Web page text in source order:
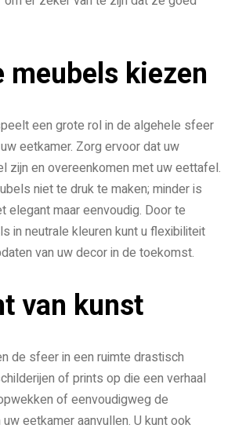
meubels kiezen
een grote rol in de algehele sfeer
eetkamer. Zorg ervoor dat uw
zijn en overeenkomen met uw eettafel.
niet te druk te maken; minder is
elegant maar eenvoudig. Door te
in neutrale kleuren kunt u flexibiliteit
van uw decor in de toekomst.
van kunst
de sfeer in een ruimte drastisch
of prints op die een verhaal
of eenvoudigweg de
eetkamer aanvullen. U kunt ook